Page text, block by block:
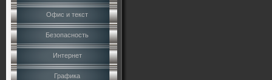
Офис и текст
Безопасность
Интернет
Графика